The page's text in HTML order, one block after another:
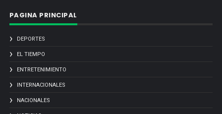
PAGINA PRINCIPAL
DEPORTES
EL TIEMPO
ENTRETENIMIENTO
INTERNACIONALES
NACIONALES